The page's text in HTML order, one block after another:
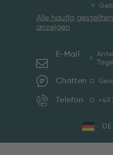
Alle häufig
anzeigen
E-Mail
Chatten
Telefon +49
DE